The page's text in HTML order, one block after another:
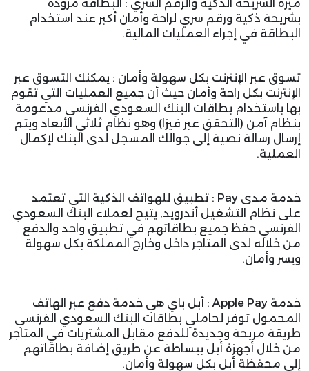
ميزة الشريحة الذكية والرقم السري : البطاقة مزودة
بشريحة ذكية ورقم سري لراحة وأمان أكبر عند استخدام
البطاقة في إجراء العمليات المالية.
تسوق عبر الإنترنت بكل سهولة وأمان : يمكنك التسوق عبر
الإنترنت بكل راحة وأمان حيث أن جميع العمليات التي تقوم
بها باستخدام بطاقات البنك السعودي الفرنسي مدعومة
بنظام آمن (التحقق عبر فيزا) وهو نظام ثلاثي الأبعاد ويتم
إرسال رسالة نصية إلى جوالك المسجل لدى البنك لإكمال
العملية.
خدمة مدى Pay : تطبيق للهواتف الذكية التي تعتمد
على نظام التشغيل أندرويد, يتيح لعملاء البنك السعودي
الفرنسي حفظ جميع بطاقاتهم في تطبيق واحد والدفع
من خلاله لدى المتاجر داخل وخارج المملكة بكل سهولة
ويسر وأمان.
خدمة Apple Pay : أبل باي هي خدمة دفع عبر الهاتف
المحمول توفر لحاملي بطاقات البنك السعودي الفرنسي
طريقة مريحة وجديدة للدفع مقابل المشتريات في المتاجر
من خلال أجهزة أبل ببساطة عن طريق إضافة بطاقاتهم
إلى محفظة أبل بكل سهولة وأمان.